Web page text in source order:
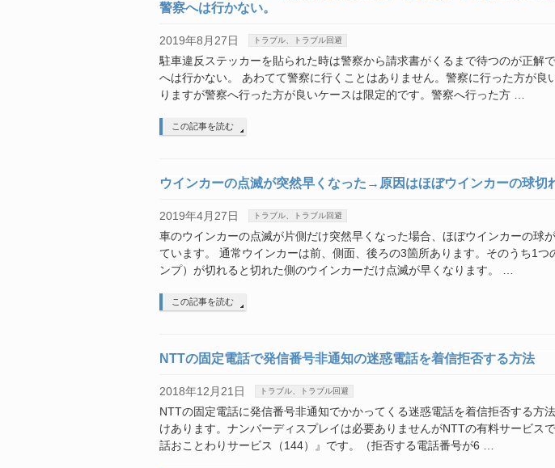
警察へは行かない。
2019年8月27日 トラブル、トラブル回避
駐車違反ステッカーを貼られた時は警察から請求書がくるまで待つのが正解
へは行かない。 あわてて警察に行くことはありません。警察に行った方が良
りますが警察へ行った方が良いケースは限定的です。警察へ行った方 …
この記事を読む
ウインカーの点滅が突然早くなった→原因はほぼウインカーの球切
2019年4月27日 トラブル、トラブル回避
車のウインカーの点滅が片側だけ突然早くなった場合、ほぼウインカーの球
ています。 通常ウインカーは前、側面、後ろの3箇所あります。そのうち1つ
ンプ）が切れると切れた側のウインカーだけ点滅が早くなります。 …
この記事を読む
NTTの固定電話で発信番号非通知の迷惑電話を着信拒否する方法
2018年12月21日 トラブル、トラブル回避
NTTの固定電話に発信番号非通知でかかってくる迷惑電話を着信拒否する方
けあります。ナンバーディスプレイは必要ありませんがNTTの有料サービス
話おことわりサービス（144）』です。（拒否する電話番号が6 …